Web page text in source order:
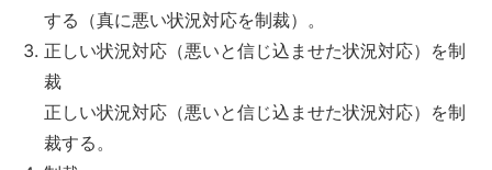
する（真に悪い状況対応を制裁）。
正しい状況対応（悪いと信じ込ませた状況対応）を制
裁
正しい状況対応（悪いと信じ込ませた状況対応）を制
裁する。